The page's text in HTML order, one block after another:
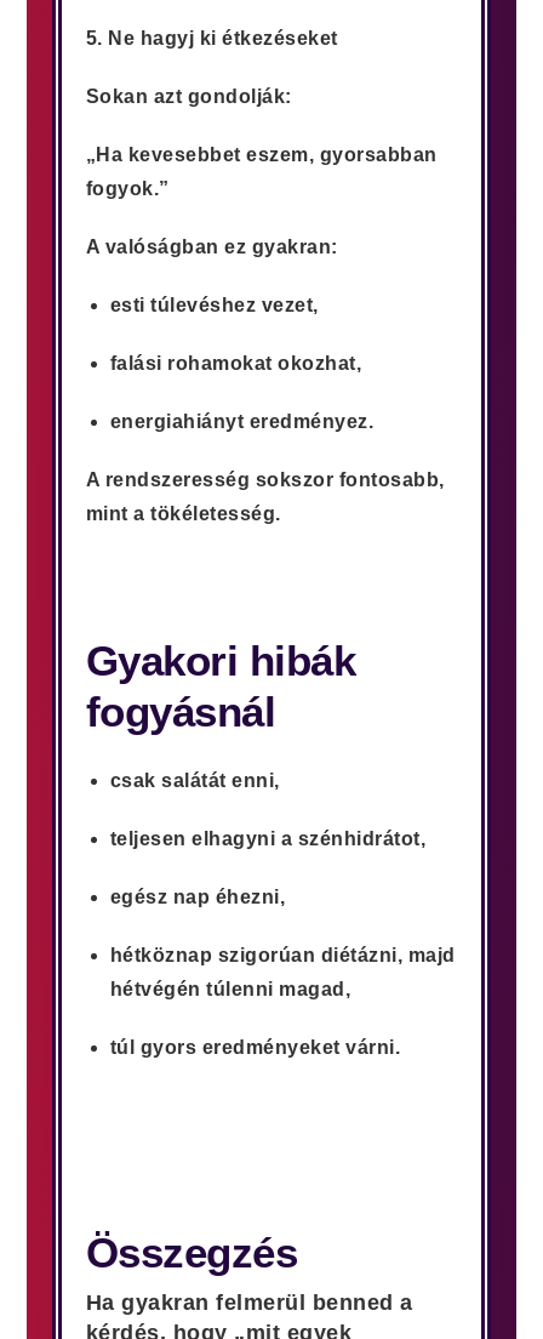
5. Ne hagyj ki étkezéseket
Sokan azt gondolják:
„Ha kevesebbet eszem, gyorsabban
fogyok.”
A valóságban ez gyakran:
esti túlevéshez vezet,
falási rohamokat okozhat,
energiahiányt eredményez.
A rendszeresség sokszor fontosabb,
mint a tökéletesség.
Gyakori hibák
fogyásnál
csak salátát enni,
teljesen elhagyni a szénhidrátot,
egész nap éhezni,
hétköznap szigorúan diétázni, majd
hétvégén túlenni magad,
túl gyors eredményeket várni.
Összegzés
Ha gyakran felmerül benned a
kérdés, hogy „mit egyek